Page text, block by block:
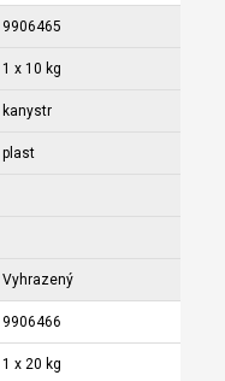
9906465
1 x 10 kg
kanystr
plast
Vyhrazený
9906466
1 x 20 kg